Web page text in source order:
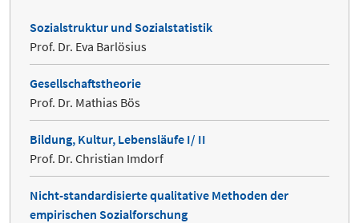
Sozialstruktur und Sozialstatistik
Prof. Dr. Eva Barlösius
Gesellschaftstheorie
Prof. Dr. Mathias Bös
Bildung, Kultur, Lebensläufe I/ II
Prof. Dr. Christian Imdorf
Nicht-standardisierte qualitative Methoden der
empirischen Sozialforschung